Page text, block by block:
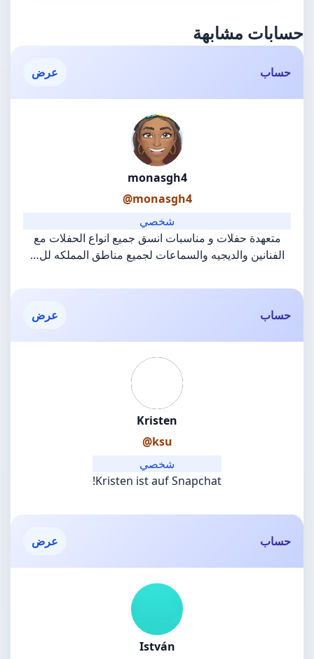
حسابات مشابهة
حساب عرض
monasgh4
@monasgh4
شخصي
متعهدة حفلات و مناسبات انسق جميع انواع الحفلات مع
الفنانين والديجيه والسماعات لجميع مناطق المملكه لل…
حساب عرض
Kristen
@ksu
شخصي
Kristen ist auf Snapchat!
حساب عرض
István